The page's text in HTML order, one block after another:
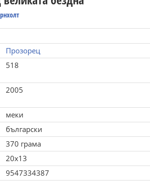
Прозорец
518
2005
меки
български
370 грама
20x13
9547334387